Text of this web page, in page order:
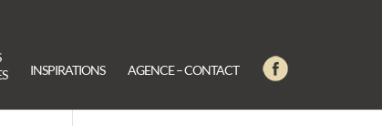
INSPIRATIONS AGENCE – CONTACT